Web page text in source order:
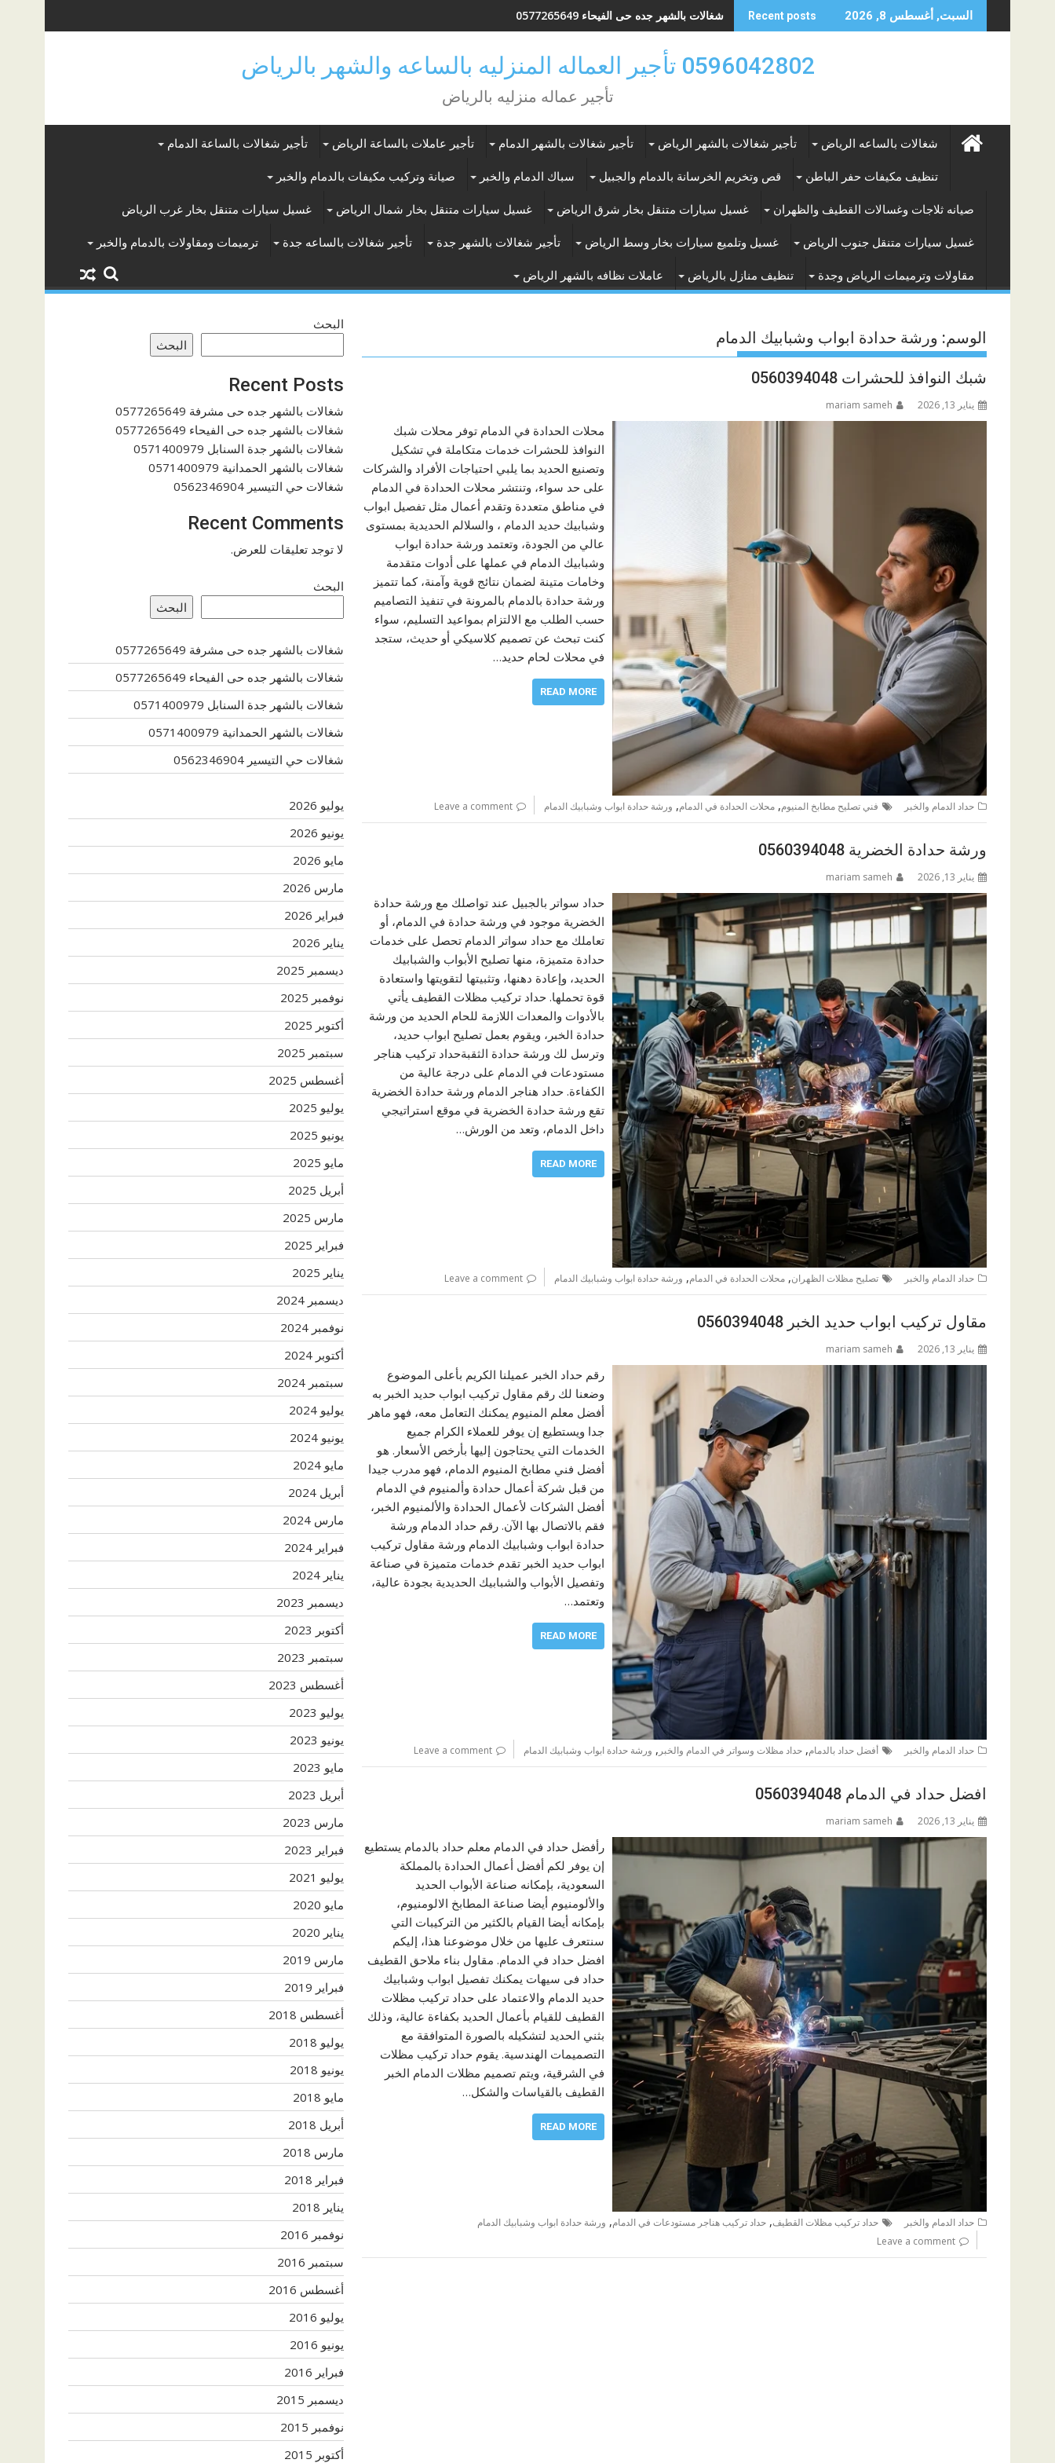
to
السبت, أغسطس 8, 2026 Recent posts شغالات بالشهر جده حى الفيحاء 0577265649
0596042802 تأجير العماله المنزليه بالساعه والشهر بالرياض
تأجير عماله منزليه بالرياض
شغالات بالساعه الرياض تأجير شغالات بالشهر الرياض تأجير شغالات بالشهر الدمام تأجير عاملات بالساعة الرياض تأجير شغالات بالساعة الدمام
تنظيف مكيفات حفر الباطن قص وتخريم الخرسانة بالدمام والجبيل سباك الدمام والخبر صيانة وتركيب مكيفات بالدمام والخبر
صيانه ثلاجات وغسالات القطيف والظهران غسيل سيارات متنقل بخار شرق الرياض غسيل سيارات متنقل بخار شمال الرياض غسيل سيارات متنقل بخار غرب الرياض
غسيل سيارات متنقل جنوب الرياض غسيل وتلميع سيارات بخار وسط الرياض تأجير شغالات بالشهر جدة تأجير شغالات بالساعه جدة ترميمات ومقاولات بالدمام والخبر
مقاولات وترميمات الرياض وجدة تنظيف منازل بالرياض عاملات نظافه بالشهر الرياض
الوسم: ورشة حدادة ابواب وشبابيك الدمام
شبك النوافذ للحشرات 0560394048
يناير 13, 2026 mariam sameh
محلات الحدادة في الدمام توفر محلات شبك
النوافذ للحشرات خدمات متكاملة في تشكيل
وتصنيع الحديد بما يلبي احتياجات الأفراد والشركات
على حد سواء، وتنتشر محلات الحدادة في الدمام
في مناطق متعددة وتقدم أعمال مثل تفصيل ابواب
وشبابيك حديد الدمام ، والسلالم الحديدية بمستوى
عالي من الجودة، وتعتمد ورشة حدادة ابواب
وشبابيك الدمام في عملها على أدوات متقدمة
وخامات متينة لضمان نتائج قوية وآمنة، كما تتميز
ورشة حدادة بالدمام بالمرونة في تنفيذ التصاميم
حسب الطلب مع الالتزام بمواعيد التسليم، سواء
كنت تبحث عن تصميم كلاسيكي أو حديث، ستجد
في محلات لحام حديد…
READ MORE
حداد الدمام والخبر فني تصليح مطابخ المنيوم, محلات الحدادة في الدمام, ورشة حدادة ابواب وشبابيك الدمام Leave a comment
ورشة حدادة الخضرية 0560394048
يناير 13, 2026 mariam sameh
حداد سواتر بالجبيل عند تواصلك مع ورشة حدادة
الخضرية موجود في ورشة حدادة في الدمام، أو
تعاملك مع حداد سواتر الدمام تحصل على خدمات
حدادة متميزة، منها تصليح الأبواب والشبابيك
الحديد، وإعادة دهنها، وتثبيتها لتقويتها واستعادة
قوة تحملها. حداد تركيب مظلات القطيف يأتي
بالأدوات والمعدات اللازمة للحام الحديد من ورشة
حدادة الخبر، ويقوم بعمل تصليح ابواب حديد،
وترسل لك ورشة حدادة الثقبةحداد تركيب هناجر
مستودعات في الدمام على درجة عالية من
الكفاءة. حداد هناجر الدمام ورشة حدادة الخضرية
تقع ورشة حدادة الخضرية في موقع استراتيجي
داخل الدمام، وتعد من الورش…
READ MORE
حداد الدمام والخبر تصليح مظلات الظهران, محلات الحدادة في الدمام, ورشة حدادة ابواب وشبابيك الدمام Leave a comment
مقاول تركيب ابواب حديد الخبر 0560394048
يناير 13, 2026 mariam sameh
رقم حداد الخبر عميلنا الكريم بأعلى الموضوع
وضعنا لك رقم مقاول تركيب ابواب حديد الخبر به
أفضل معلم المنيوم يمكنك التعامل معه، فهو ماهر
جدا ويستطيع إن يوفر للعملاء الكرام جميع
الخدمات التي يحتاجون إليها بأرخص الأسعار. هو
أفضل فني مطابخ المنيوم الدمام، فهو مدرب جيدا
من قبل شركة أعمال حدادة وألمنيوم في الدمام
أفضل الشركات لأعمال الحدادة والألمنيوم الخبر،
فقم بالاتصال بها الآن. رقم حداد الدمام ورشة
حدادة ابواب وشبابيك الدمام ورشة مقاول تركيب
ابواب حديد الخبر تقدم خدمات متميزة في صناعة
وتفصيل الأبواب والشبابيك الحديدية بجودة عالية،
وتعتمد…
READ MORE
حداد الدمام والخبر أفضل حداد بالدمام, حداد مظلات وسواتر في الدمام والخبر , ورشة حدادة ابواب وشبابيك الدمام Leave a comment
افضل حداد في الدمام 0560394048
يناير 13, 2026 mariam sameh
رأفضل حداد في الدمام معلم حداد بالدمام يستطيع
إن يوفر لكم أفضل أعمال الحدادة بالمملكة
السعودية، بإمكانه صناعة الأبواب الحديد
والألومنيوم أيضا صناعة المطابخ الالومنيوم،
بإمكانه أيضا القيام بالكثير من التركيبات التي
سنتعرف عليها من خلال موضوعنا هذا، إليكم
افضل حداد في الدمام. مقاول بناء ملاحق القطيف
حداد فى سيهات يمكنك تفصيل ابواب وشبابيك
حديد الدمام والاعتماد على حداد تركيب مظلات
القطيف للقيام بأعمال الحديد بكفاءة عالية، وذلك
بثني الحديد لتشكيله بالصورة المتوافقة مع
التصميمات الهندسية. يقوم حداد تركيب مظلات
في الشرقية، ويتم تصميم مظلات الدمام الخبر
القطيف بالقياسات والشكل…
READ MORE
حداد الدمام والخبر حداد تركيب مظلات القطيف, حداد تركيب هناجر مستودعات في الدمام, ورشة حدادة ابواب وشبابيك الدمام
Leave a comment
البحث
البحث
Recent Posts
شغالات بالشهر جده حى مشرفة 0577265649
شغالات بالشهر جده حى الفيحاء 0577265649
شغالات بالشهر جدة السنابل 0571400979
شغالات بالشهر الحمدانية 0571400979
شغالات حي التيسير 0562346904
Recent Comments
لا توجد تعليقات للعرض.
البحث
البحث
شغالات بالشهر جده حى مشرفة 0577265649
شغالات بالشهر جده حى الفيحاء 0577265649
شغالات بالشهر جدة السنابل 0571400979
شغالات بالشهر الحمدانية 0571400979
شغالات حي التيسير 0562346904
يوليو 2026
يونيو 2026
مايو 2026
مارس 2026
فبراير 2026
يناير 2026
ديسمبر 2025
نوفمبر 2025
أكتوبر 2025
سبتمبر 2025
أغسطس 2025
يوليو 2025
يونيو 2025
مايو 2025
أبريل 2025
مارس 2025
فبراير 2025
يناير 2025
ديسمبر 2024
نوفمبر 2024
أكتوبر 2024
سبتمبر 2024
يوليو 2024
يونيو 2024
مايو 2024
أبريل 2024
مارس 2024
فبراير 2024
يناير 2024
ديسمبر 2023
أكتوبر 2023
سبتمبر 2023
أغسطس 2023
يوليو 2023
يونيو 2023
مايو 2023
أبريل 2023
مارس 2023
فبراير 2023
يوليو 2021
مايو 2020
يناير 2020
مارس 2019
فبراير 2019
أغسطس 2018
يوليو 2018
يونيو 2018
مايو 2018
أبريل 2018
مارس 2018
فبراير 2018
يناير 2018
نوفمبر 2016
سبتمبر 2016
أغسطس 2016
يوليو 2016
يونيو 2016
فبراير 2016
ديسمبر 2015
نوفمبر 2015
أكتوبر 2015